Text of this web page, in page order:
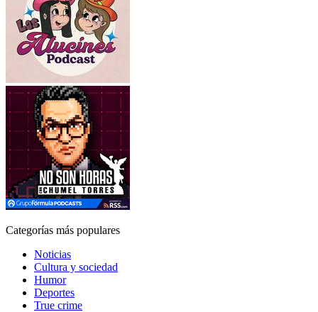
Categorías más populares
Noticias
Cultura y sociedad
Humor
Deportes
True crime